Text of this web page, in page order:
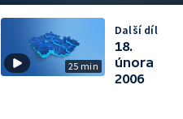
25 min
Další díl
18.
února
2006